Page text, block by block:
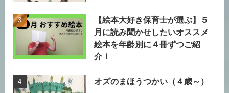
【絵本大好き保育士が選ぶ】５
月に読み聞かせしたいオススメ
絵本を年齢別に４冊ずつご紹
介！
オズのまほうつかい（４歳～）